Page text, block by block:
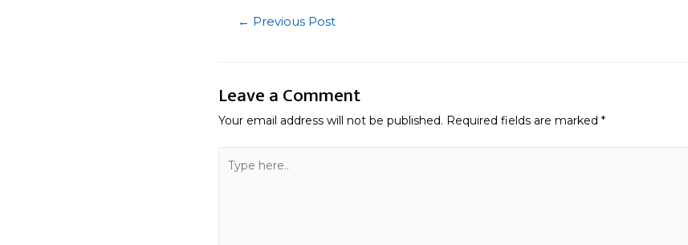
Post
← Previous Post
Leave a Comment
Your email address will not be published. Required fields are marked *
here..